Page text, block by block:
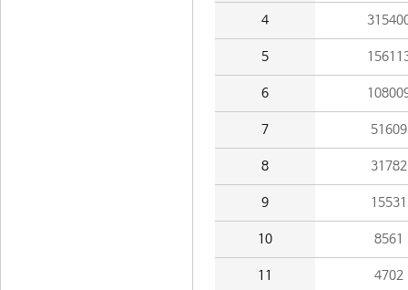
4
5
6
7 51609
8 31782
9 15531
10 8561
11 4702